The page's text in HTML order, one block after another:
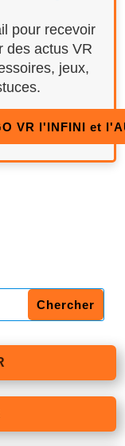
pour recevoir
des actus VR
jeux,